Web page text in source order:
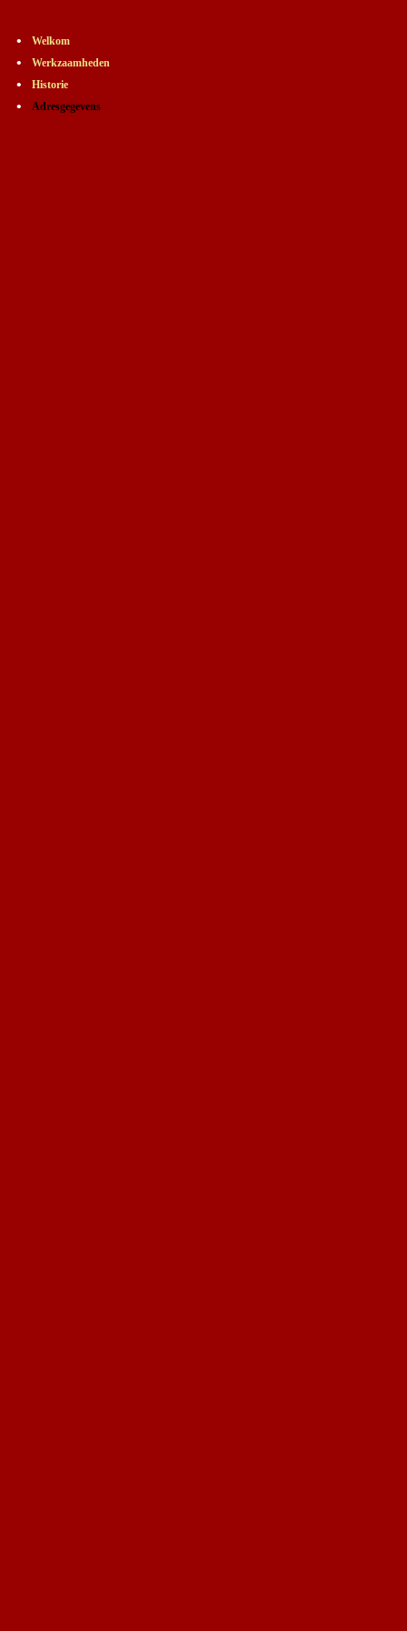
•
Welkom
• Werkzaamheden
• Historie
• Adresgegevens